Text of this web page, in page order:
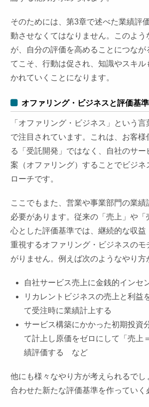
そのためには、第3章で述べた業績評
動させなくてはなりません。このよう
が、自分の評価を高めることにつなが
てこそ、行動は促され、知識やスキル
かれていくことになります。
オファリング・ビジネスと評価基
「オファリング・ビジネス」という
で注目されています。これは、お客様
る「受託開発」ではなく、自社のサー
案（オファリング）することでビジネ
ローチです。
ここでもまた、営業や事業部門の業績
必要があります。従来の「売上」や「
心とした評価基準では、継続的な収益
重視するオファリング・ビジネスのモ
がりません。例えば次のようなやり方
自社サービス売上に金銭的インセ
リカレントビジネスの売上と利益
て受注時に業績計上する
サービス構築にかかった初期投資
て計上し原価をゼロにして「売上
績評価する など
他にも様々なやり方が考えられるでし
合わせた新たな評価基準を作っていく